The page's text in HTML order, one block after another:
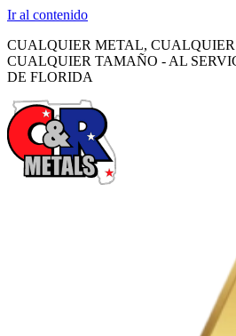
Ir al contenido
CUALQUIER METAL,
CUALQUIER TAMAÑO - AL
DE FLORIDA